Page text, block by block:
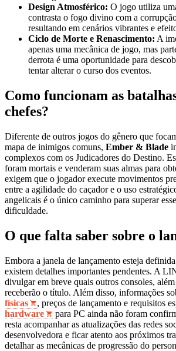
Design Atmosférico: O jogo utiliza
contrasta o fogo divino com a
resultando em cenários vibrantes e
Ciclo de Morte e Renascimento: A
apenas uma mecânica de jogo, mas
derrota é uma oportunidade para
tentar alterar o curso dos eventos.
Como funcionam as
chefes?
Diferente de outros jogos do gênero que
mapa de inimigos comuns, Ember & Blade
complexos com os Judicadores do Destino.
foram mortais e venderam suas almas para
exigem que o jogador execute movimentos
entre a agilidade do caçador e o uso
angelicais é o único caminho para superar
dificuldade.
O que falta saber sobre o
Embora a janela de lançamento esteja
existem detalhes importantes pendentes. A
divulgar em breve quais outros consoles,
receberão o título. Além disso, informações
físicas
, preços de lançamento e requisitos
hardware
para PC ainda não foram
resta acompanhar as atualizações das redes
desenvolvedora e ficar atento aos próximos
detalhar as mecânicas de progressão do